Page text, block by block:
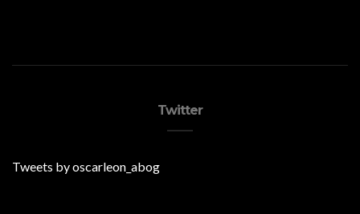
Twitter
Tweets by oscarleon_abog